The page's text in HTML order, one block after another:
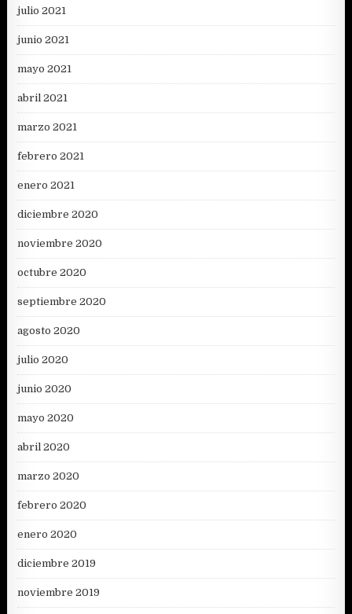
julio 2021
junio 2021
mayo 2021
abril 2021
marzo 2021
febrero 2021
enero 2021
diciembre 2020
noviembre 2020
octubre 2020
septiembre 2020
agosto 2020
julio 2020
junio 2020
mayo 2020
abril 2020
marzo 2020
febrero 2020
enero 2020
diciembre 2019
noviembre 2019